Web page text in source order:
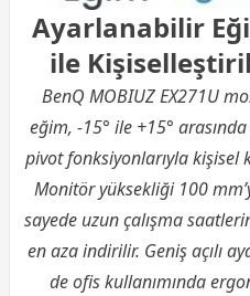
Ayarlanabilir
ile
BenQ MOBIUZ EX271U
eğim, -15° ile +15°
pivot fonksiyonlarıyla
Monitör yüksekliği 100
sayede uzun çalışma
en aza indirilir. Geniş açılı
de ofis kullanımında